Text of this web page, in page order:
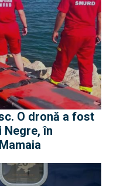
O dronă a fost
Negre, în